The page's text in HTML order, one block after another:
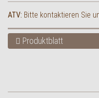
ATV: Bitte kontaktieren Sie
Produktblatt